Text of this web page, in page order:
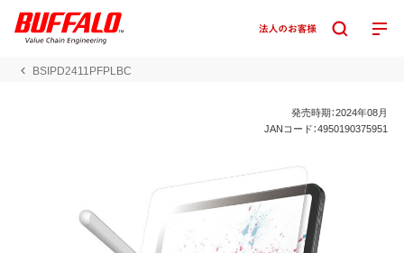
BSIPD2411PFPLBC
発売時期：2024年08月
JANコード：4950190375951